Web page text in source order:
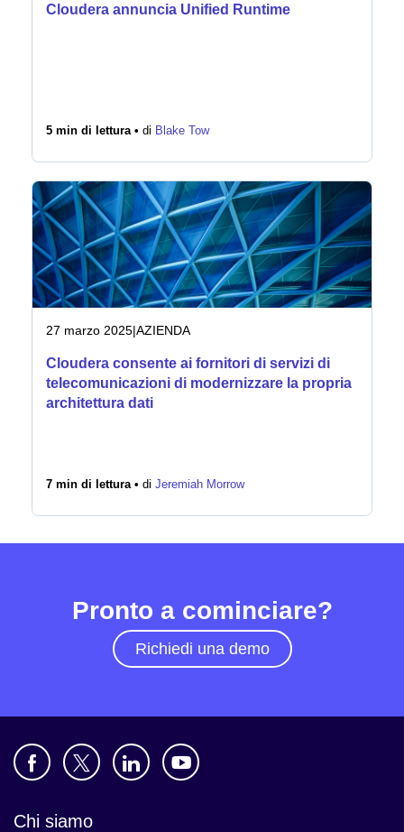
Cloudera annuncia Unified Runtime
5 min di lettura • di Blake Tow
27 marzo 2025|AZIENDA
Cloudera consente ai fornitori di servizi di
telecomunicazioni di modernizzare la propria
architettura dati
7 min di lettura • di Jeremiah Morrow
Pronto a cominciare?
Richiedi una demo
Chi siamo